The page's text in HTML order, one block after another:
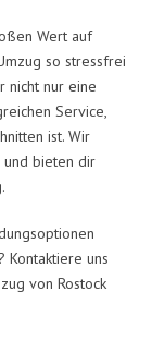
Wert auf
so stressfrei
nicht nur eine
Service,
ist. Wir
und bieten dir
uns
von Rostock